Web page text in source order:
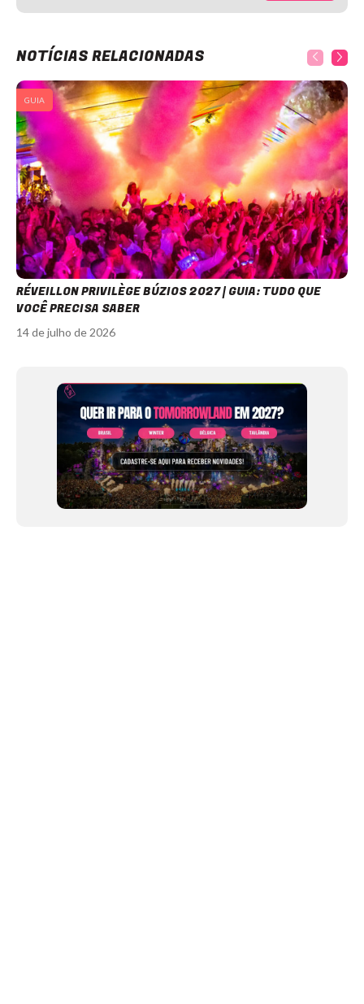
NOTÍCIAS RELACIONADAS
GUIA
RÉVEILLON PRIVILÈGE BÚZIOS 2027 | GUIA: TUDO QUE
VOCÊ PRECISA SABER
14 de julho de 2026